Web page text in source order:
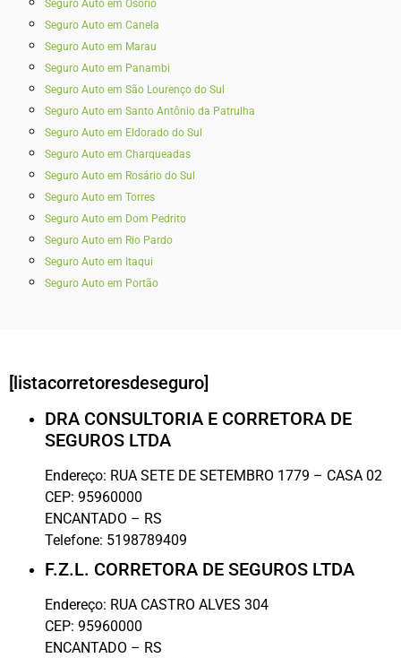
Seguro Auto em Osório
Seguro Auto em Canela
Seguro Auto em Marau
Seguro Auto em Panambi
Seguro Auto em São Lourenço do Sul
Seguro Auto em Santo Antônio da Patrulha
Seguro Auto em Eldorado do Sul
Seguro Auto em Charqueadas
Seguro Auto em Rosário do Sul
Seguro Auto em Torres
Seguro Auto em Dom Pedrito
Seguro Auto em Rio Pardo
Seguro Auto em Itaqui
Seguro Auto em Portão
[listacorretoresdeseguro]
DRA CONSULTORIA E CORRETORA DE
SEGUROS LTDA
Endereço: RUA SETE DE SETEMBRO 1779 – CASA 02
CEP: 95960000
ENCANTADO – RS
Telefone: 5198789409
F.Z.L. CORRETORA DE SEGUROS LTDA
Endereço: RUA CASTRO ALVES 304
CEP: 95960000
ENCANTADO – RS